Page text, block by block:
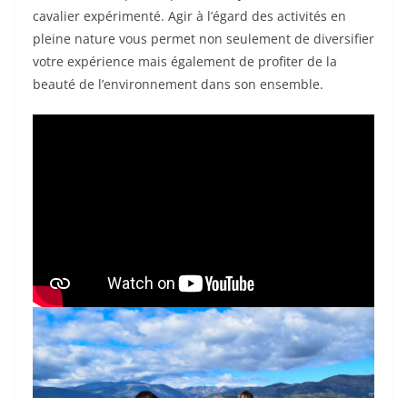
cavalier expérimenté. Agir à l’égard des activités en
pleine nature vous permet non seulement de diversifier
votre expérience mais également de profiter de la
beauté de l’environnement dans son ensemble.